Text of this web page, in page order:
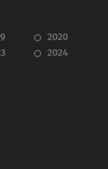
2020
2024